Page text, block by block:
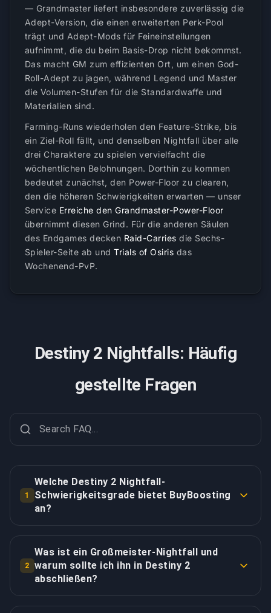
— Grandmaster liefert insbesondere zuverlässig die
Adept-Version, die einen erweiterten Perk-Pool
trägt und Adept-Mods für Feineinstellungen
aufnimmt, die du beim Basis-Drop nicht bekommst.
Das macht GM zum effizienten Ort, um einen God-
Roll-Adept zu jagen, während Legend und Master
die Volumen-Stufen für die Standardwaffe und
Materialien sind.
Farming-Runs wiederholen den Feature-Strike, bis
ein Ziel-Roll fällt, und denselben Nightfall über alle
drei Charaktere zu spielen vervielfacht die
wöchentlichen Belohnungen. Dorthin zu kommen
bedeutet zunächst, den Power-Floor zu clearen,
den die höheren Schwierigkeiten erwarten — unser
Service Erreiche den Grandmaster-Power-Floor
übernimmt diesen Grind. Für die anderen Säulen
des Endgames decken Raid-Carries die Sechs-
Spieler-Seite ab undTrials of Osiris das
Wochenend-PvP.
Destiny 2 Nightfalls: Häufig
gestellte Fragen
1
Welche Destiny 2 Nightfall-
Schwierigkeitsgrade bietet BuyBoosting
an?
Schwierigkeitsstufen an. Legende-Nightfalls
(empfohlene Power 1830) bieten moderate
Herausforderung mit verbesserten Loot-Raten.
Meister-Nightfalls (empfohlene Power 1840)
beinhalten Champion-Dichte und strenge
2
Was ist ein Großmeister-Nightfall und
warum sollte ich ihn in Destiny 2
abschließen?